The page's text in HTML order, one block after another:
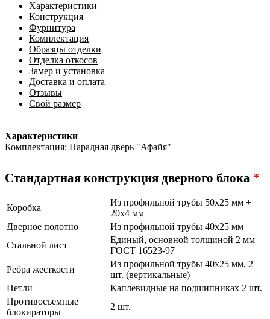
Характеристики
Конструкция
Фурнитура
Комплектация
Образцы отделки
Отделка откосов
Замер и установка
Доставка и оплата
Отзывы
Свой размер
Характеристики
Комплектация: Парадная дверь "Афайя"
Стандартная конструкция дверного блока *
Коробка
Из профильной трубы 50х25 мм +
20х4 мм
Дверное полотно
Из профильной трубы 40х25 мм
Стальной лист
Единый, основной толщиной 2 мм
ГОСТ 16523-97
Ребра жесткости
Из профильной трубы 40х25 мм, 2
шт. (вертикальные)
Петли
Каплевидные на подшипниках 2 шт.
Противосъемные
блокираторы
2 шт.